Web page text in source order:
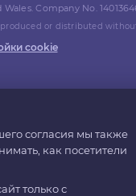
Company No.
or distributed
cookie
согласия мы также
как посетители
только с